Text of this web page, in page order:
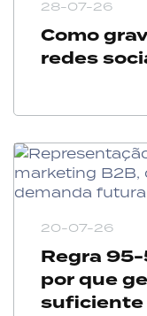
28-07-26
Como
redes
20-07-26
Regra
por que
suficiente